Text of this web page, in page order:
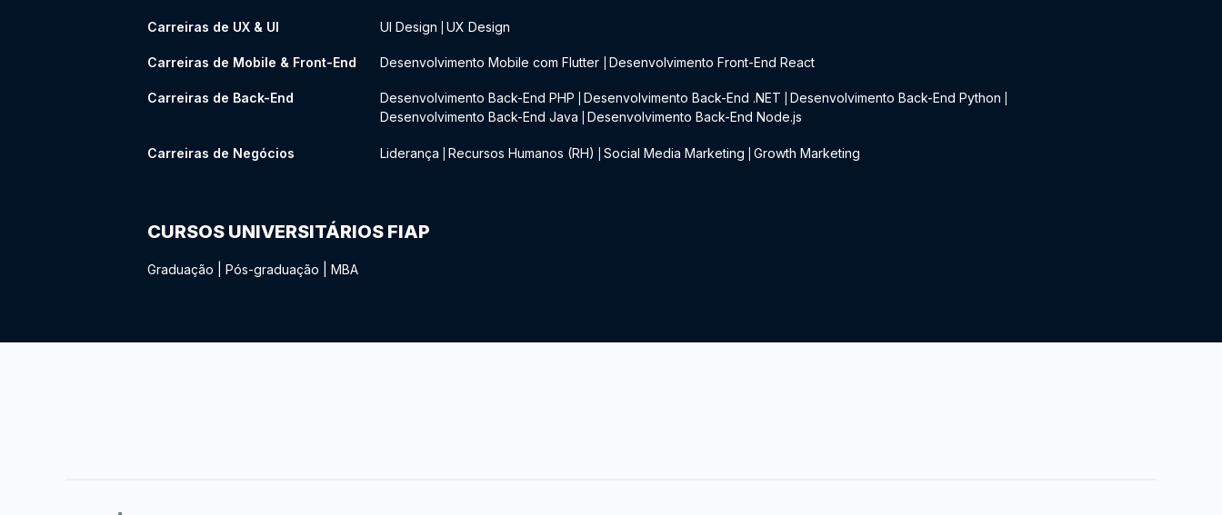
Carreiras de UX & UI UI Design UX Design
Carreiras de Mobile & Front-End Desenvolvimento Mobile com Flutter Desenvolvimento Front-End React
Carreiras de Back-End Desenvolvimento Back-End PHP Desenvolvimento Back-End .NET Desenvolvimento Back-End Python
Desenvolvimento Back-End Java Desenvolvimento Back-End Node.js
Carreiras de Negócios Liderança Recursos Humanos (RH) Social Media Marketing Growth Marketing
CURSOS UNIVERSITÁRIOS FIAP
Graduação Pós-graduação MBA